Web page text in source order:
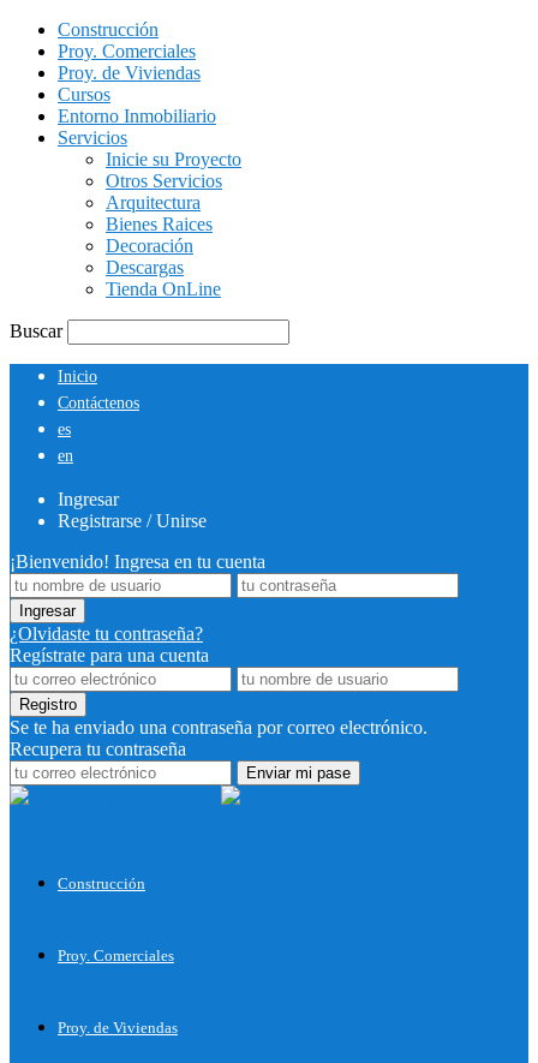
Construcción
Proy. Comerciales
Proy. de Viviendas
Cursos
Entorno Inmobiliario
Servicios
Inicie su Proyecto
Otros Servicios
Arquitectura
Bienes Raices
Decoración
Descargas
Tienda OnLine
Buscar
Inicio
Contáctenos
es
en
Ingresar
Registrarse / Unirse
¡Bienvenido! Ingresa en tu cuenta
¿Olvidaste tu contraseña?
Regístrate para una cuenta
Se te ha enviado una contraseña por correo electrónico.
Recupera tu contraseña
Construcción
Proy. Comerciales
Proy. de Viviendas